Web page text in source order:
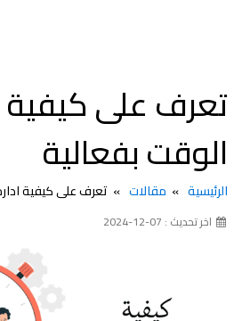
تعرف على كيفية
الوقت بفعالية
الرئيسية مقالات تعرف على كيفية
اخر تحديث : 07-12-2024